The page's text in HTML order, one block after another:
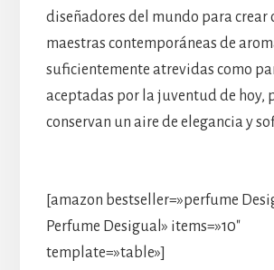
diseñadores del mundo para crear
maestras contemporáneas de
suficientemente atrevidas como
aceptadas por la juventud de hoy,
conservan un aire de elegancia y
[amazon bestseller=»perfume
Perfume Desigual» items=»10″
template=»table»]